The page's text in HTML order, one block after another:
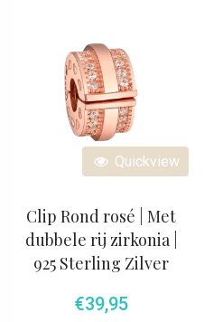
Quickview
Clip Rond rosé | Met
dubbele rij zirkonia |
925 Sterling Zilver
€39,95